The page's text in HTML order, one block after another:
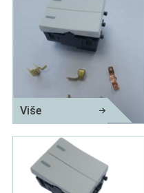
Više
Dio za štancanje od mesinga